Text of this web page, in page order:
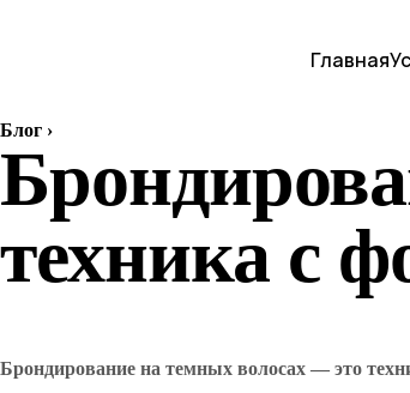
Главная
Блог ›
техника с
Брондирование на темных волосах — это